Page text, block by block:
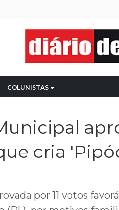
COLUNISTAS
cria
por 11 votos